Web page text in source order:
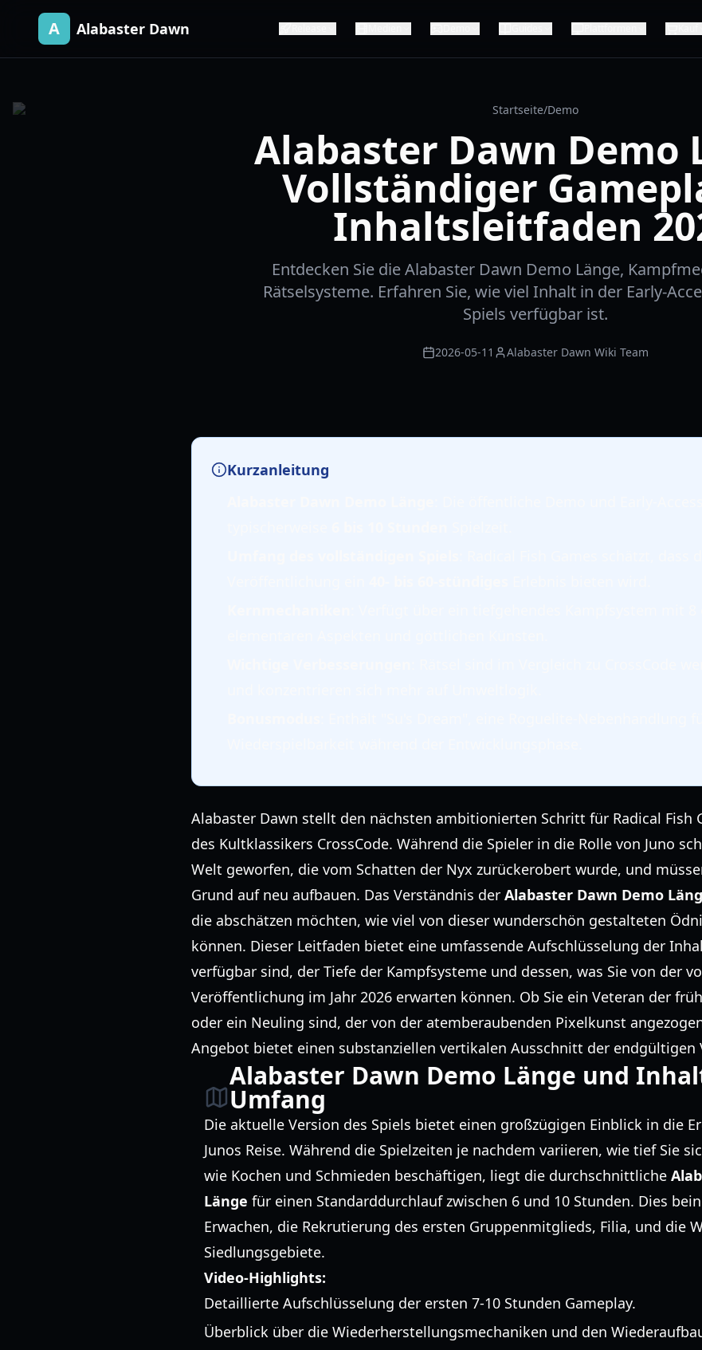
A Alabaster Dawn
Startseite/Demo
Alabaster Dawn Demo
Vollständiger
Inhaltsleitfaden
Entdecken Sie die Alabaster Dawn Demo Länge,
Rätselsysteme. Erfahren Sie, wie viel Inhalt in der Early-
Spiels verfügbar ist.
2026-05-11 Alabaster Dawn Wiki Team
Kurzanleitung
Alabaster Dawn stellt den nächsten ambitionierten Schritt für Radical Fish
des Kultklassikers CrossCode. Während die Spieler in die Rolle von Juno
Welt geworfen, die vom Schatten der Nyx zurückerobert wurde, und
Grund auf neu aufbauen. Das Verständnis der Alabaster Dawn Demo
die abschätzen möchten, wie viel von dieser wunderschön gestalteten
können. Dieser Leitfaden bietet eine umfassende Aufschlüsselung der
verfügbar sind, der Tiefe der Kampfsysteme und dessen, was Sie von der
Veröffentlichung im Jahr 2026 erwarten können. Ob Sie ein Veteran der
oder ein Neuling sind, der von der atemberaubenden Pixelkunst
Angebot bietet einen substanziellen vertikalen Ausschnitt der endgültigen
Alabaster Dawn Demo Länge und
Umfang
Die aktuelle Version des Spiels bietet einen großzügigen Einblick in die
Junos Reise. Während die Spielzeiten je nachdem variieren, wie tief Sie
wie Kochen und Schmieden beschäftigen, liegt die durchschnittliche
Länge für einen Standarddurchlauf zwischen 6 und 10 Stunden. Dies
Erwachen, die Rekrutierung des ersten Gruppenmitglieds, Filia, und die
Siedlungsgebiete.
Video-Highlights:
Detaillierte Aufschlüsselung der ersten 7-10 Stunden Gameplay.
Überblick über die Wiederherstellungsmechaniken und den